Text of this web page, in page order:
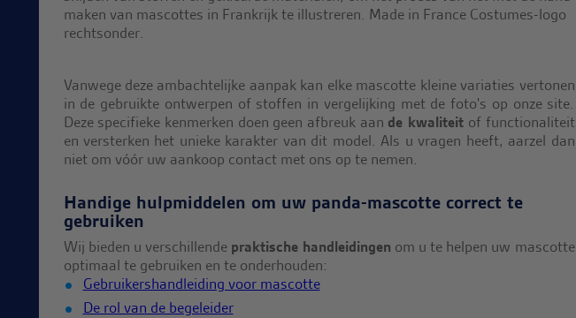
Vanwege deze ambachtelijke aanpak kan elke mascotte kleine variaties vertonen
in de gebruikte ontwerpen of stoffen in vergelijking met de foto's op onze site.
Deze specifieke kenmerken doen geen afbreuk aan de kwaliteit of functionaliteit
en versterken het unieke karakter van dit model. Als u vragen heeft, aarzel dan
niet om vóór uw aankoop contact met ons op te nemen.
Handige hulpmiddelen om uw panda-mascotte correct te
gebruiken
Wij bieden u verschillende praktische handleidingen om u te helpen uw mascotte
optimaal te gebruiken en te onderhouden:
Gebruikershandleiding voor mascotte
De rol van de begeleider